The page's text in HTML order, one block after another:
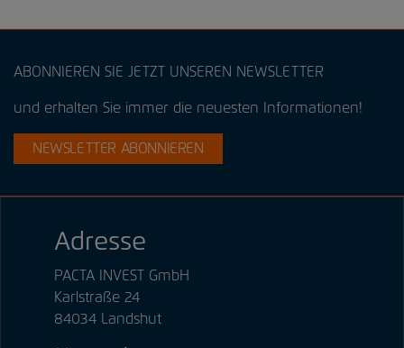
ABONNIEREN SIE JETZT UNSEREN NEWSLETTER
und erhalten Sie immer die neuesten Informationen!
NEWSLETTER ABONNIEREN
Adresse
PACTA INVEST GmbH
Karlstraße 24
84034 Landshut